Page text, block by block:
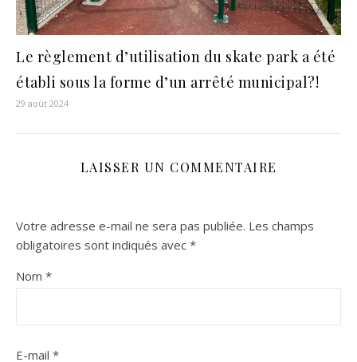
Le règlement d’utilisation du skate park a été
établi sous la forme d’un arrêté municipal?!
29 août 2024
LAISSER UN COMMENTAIRE
Votre adresse e-mail ne sera pas publiée. Les champs
obligatoires sont indiqués avec *
Nom *
E-mail *